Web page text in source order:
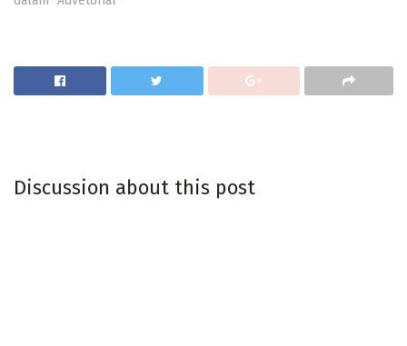
Discussion about this post